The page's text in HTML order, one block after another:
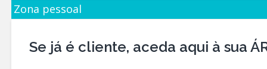
Zona pessoal
Se já é cliente, aceda aqui à sua